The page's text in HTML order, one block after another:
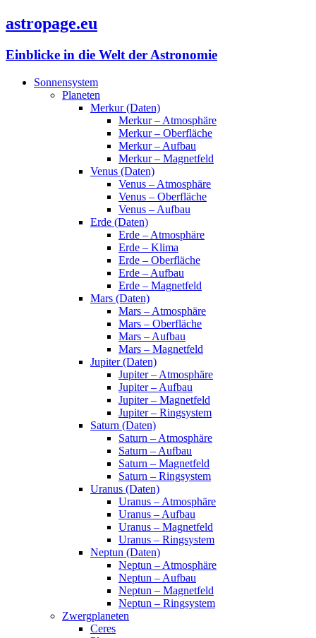
astropage.eu
Einblicke in die Welt der Astronomie
Sonnensystem
Planeten
Merkur (Daten)
Merkur – Atmosphäre
Merkur – Oberfläche
Merkur – Aufbau
Merkur – Magnetfeld
Venus (Daten)
Venus – Atmosphäre
Venus – Oberfläche
Venus – Aufbau
Erde (Daten)
Erde – Atmosphäre
Erde – Klima
Erde – Oberfläche
Erde – Aufbau
Erde – Magnetfeld
Mars (Daten)
Mars – Atmosphäre
Mars – Oberfläche
Mars – Aufbau
Mars – Magnetfeld
Jupiter (Daten)
Jupiter – Atmosphäre
Jupiter – Aufbau
Jupiter – Magnetfeld
Jupiter – Ringsystem
Saturn (Daten)
Saturn – Atmosphäre
Saturn – Aufbau
Saturn – Magnetfeld
Saturn – Ringsystem
Uranus (Daten)
Uranus – Atmosphäre
Uranus – Aufbau
Uranus – Magnetfeld
Uranus – Ringsystem
Neptun (Daten)
Neptun – Atmosphäre
Neptun – Aufbau
Neptun – Magnetfeld
Neptun – Ringsystem
Zwergplaneten
Ceres